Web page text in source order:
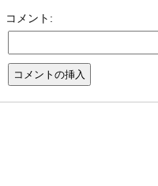
コメント: